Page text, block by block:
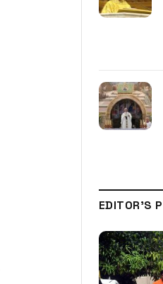
EDITOR'S